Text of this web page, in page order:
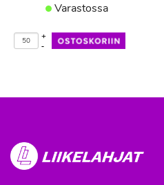
Varastossa
-
+